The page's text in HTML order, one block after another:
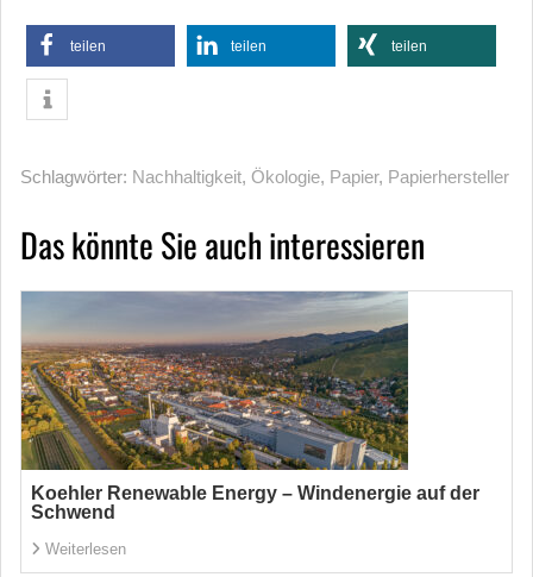
teilen teilen teilen
Schlagwörter: Nachhaltigkeit, Ökologie, Papier, Papierhersteller
Das könnte Sie auch interessieren
Koehler Renewable Energy – Windenergie auf der
Schwend
Weiterlesen